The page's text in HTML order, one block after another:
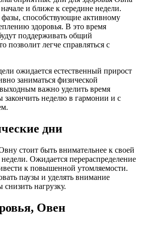
и ближе к середине недели.
фазы, способствующие активному
здоровья. В это время
поддерживать общий
позволит легче справляться с
ожидается естественный прирост
заниматься физической
важно уделить время
закончить неделю в гармонии и с
дни
стоит быть внимательнее к своей
Ожидается перераспределение
к повышенной утомляемости.
паузы и уделять внимание
нагрузку.
Овен